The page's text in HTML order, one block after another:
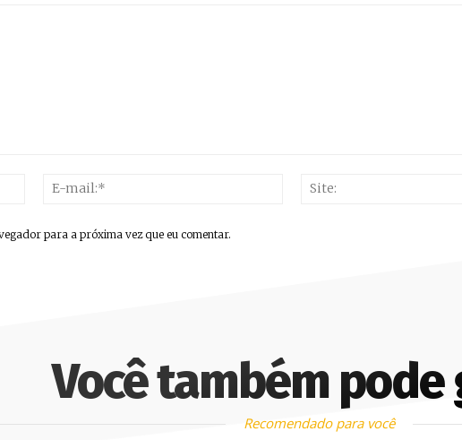
Nome:*
para a próxima vez que eu comentar.
Você também pode
Recomendado para você